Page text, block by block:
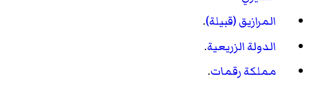
المرازيق (قبيلة).
الدولة الزريعية.
مملكة رقمات.